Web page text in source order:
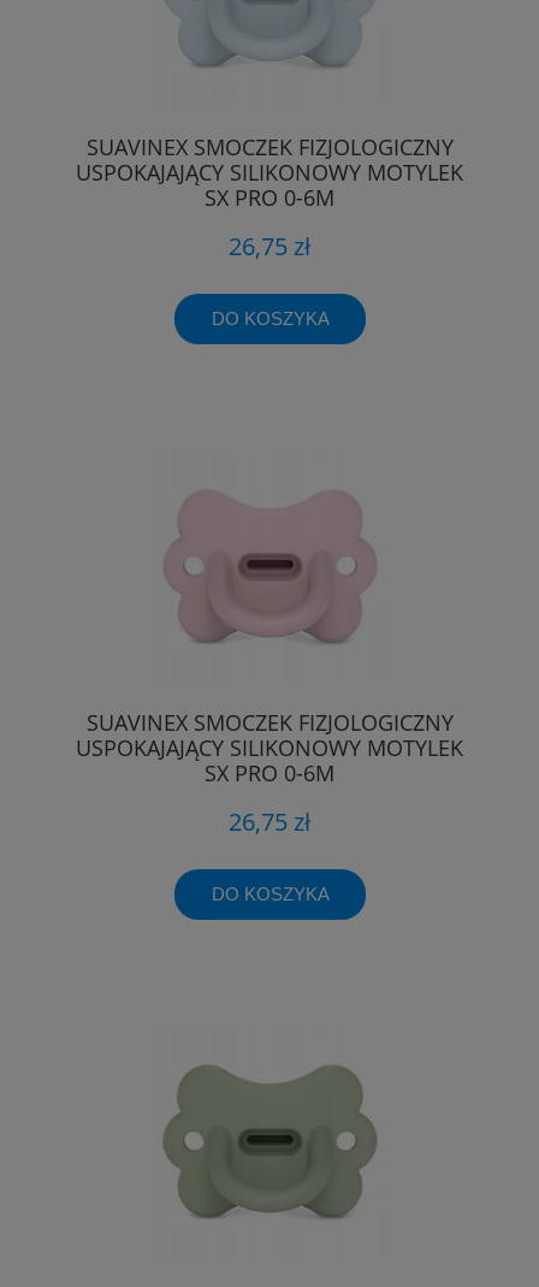
SUAVINEX SMOCZEK FIZJOLOGICZNY
USPOKAJAJĄCY SILIKONOWY MOTYLEK
SX PRO 0-6M
26,75 zł
DO KOSZYKA
SUAVINEX SMOCZEK FIZJOLOGICZNY
USPOKAJAJĄCY SILIKONOWY MOTYLEK
SX PRO 0-6M
26,75 zł
DO KOSZYKA